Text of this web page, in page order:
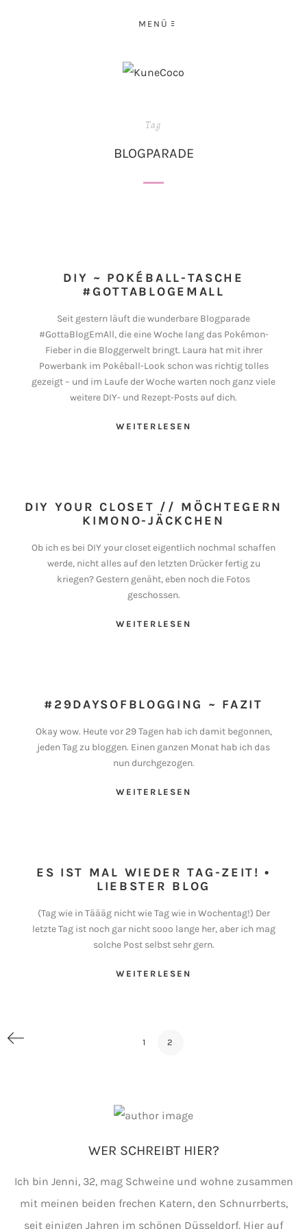
MENÜ
Tag
BLOGPARADE
DIY ~ POKÉBALL-TASCHE
#GOTTABLOGEMALL
Seit gestern läuft die wunderbare Blogparade
#GottaBlogEmAll, die eine Woche lang das Pokémon-
Fieber in die Bloggerwelt bringt. Laura hat mit ihrer
Powerbank im Pokéball-Look schon was richtig tolles
gezeigt – und im Laufe der Woche warten noch ganz viele
weitere DIY- und Rezept-Posts auf dich.
WEITERLESEN
DIY YOUR CLOSET // MÖCHTEGERN
KIMONO-JÄCKCHEN
Ob ich es bei DIY your closet eigentlich nochmal schaffen
werde, nicht alles auf den letzten Drücker fertig zu
kriegen? Gestern genäht, eben noch die Fotos
geschossen.
WEITERLESEN
#29DAYSOFBLOGGING ~ FAZIT
Okay wow. Heute vor 29 Tagen hab ich damit begonnen,
jeden Tag zu bloggen. Einen ganzen Monat hab ich das
nun durchgezogen.
WEITERLESEN
ES IST MAL WIEDER TAG-ZEIT! •
LIEBSTER BLOG
(Tag wie in Täääg nicht wie Tag wie in Wochentag!) Der
letzte Tag ist noch gar nicht sooo lange her, aber ich mag
solche Post selbst sehr gern.
WEITERLESEN
1 2
WER SCHREIBT HIER?
Ich bin Jenni, 32, mag Schweine und wohne zusammen
mit meinen beiden frechen Katern, den Schnurrberts,
seit einigen Jahren im schönen Düsseldorf. Hier auf